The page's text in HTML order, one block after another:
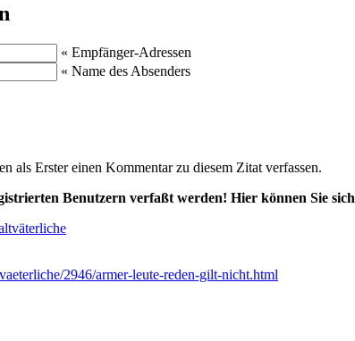
« Empfänger-Adressen
« Name des Absenders
als Erster einen Kommentar zu diesem Zitat verfassen.
Benutzern verfaßt werden! Hier können Sie sich
2946/armer-leute-reden-gilt-nicht.html